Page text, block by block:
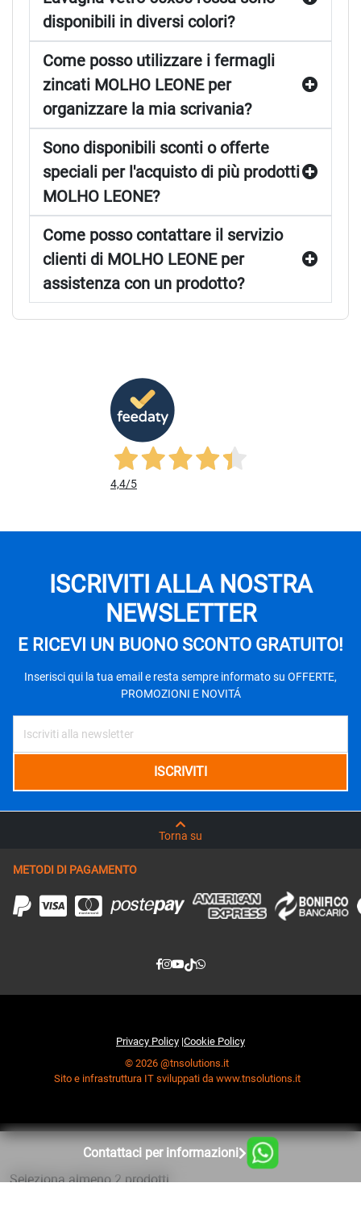
disponibili in diversi colori?
Come posso utilizzare i fermagli
zincati MOLHO LEONE per
organizzare la mia scrivania?
Sono disponibili sconti o offerte
speciali per l'acquisto di più prodotti
MOLHO LEONE?
Come posso contattare il servizio
clienti di MOLHO LEONE per
assistenza con un prodotto?
4,4 /5
ISCRIVITI ALLA NOSTRA
NEWSLETTER
E RICEVI UN BUONO SCONTO GRATUITO!
Inserisci qui la tua email e resta sempre informato su OFFERTE,
PROMOZIONI E NOVITÁ
Torna su
METODI DI PAGAMENTO
Privacy Policy |Cookie Policy
© 2026 @tnsolutions.it
Sito e infrastruttura IT sviluppati da www.tnsolutions.it
Contattaci per informazioni
Seleziona almeno 2 prodotti